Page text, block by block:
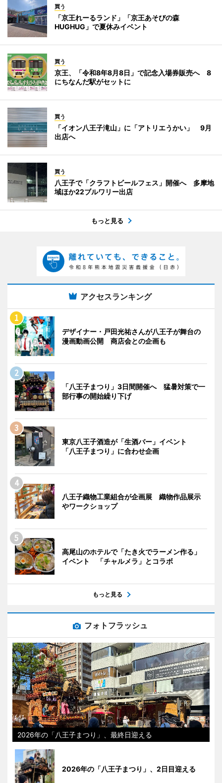
買う
「京王れーるランド」「京王あそびの森
HUGHUG」で夏休みイベント
買う
京王、「令和8年8月8日」で記念入場券販売へ 8
にちなんだ駅がセットに
買う
「イオン八王子滝山」に「アトリエうかい」 9月
出店へ
買う
八王子で「クラフトビールフェス」開催へ 多摩地
域ほか22ブルワリー出店
もっと見る
アクセスランキング
デザイナー・戸田光祐さんが八王子が舞台の
漫画動画公開 商店会との企画も
「八王子まつり」3日間開催へ 猛暑対策で一
部行事の開始繰り下げ
東京八王子酒造が「生酒バー」イベント
「八王子まつり」に合わせ企画
八王子織物工業組合が企画展 織物作品展示
やワークショップ
高尾山のホテルで「たき火でラーメン作る」
イベント 「チャルメラ」とコラボ
もっと見る
フォトフラッシュ
2026年の「八王子まつり」、最終日迎える
2026年の「八王子まつり」、2日目迎える